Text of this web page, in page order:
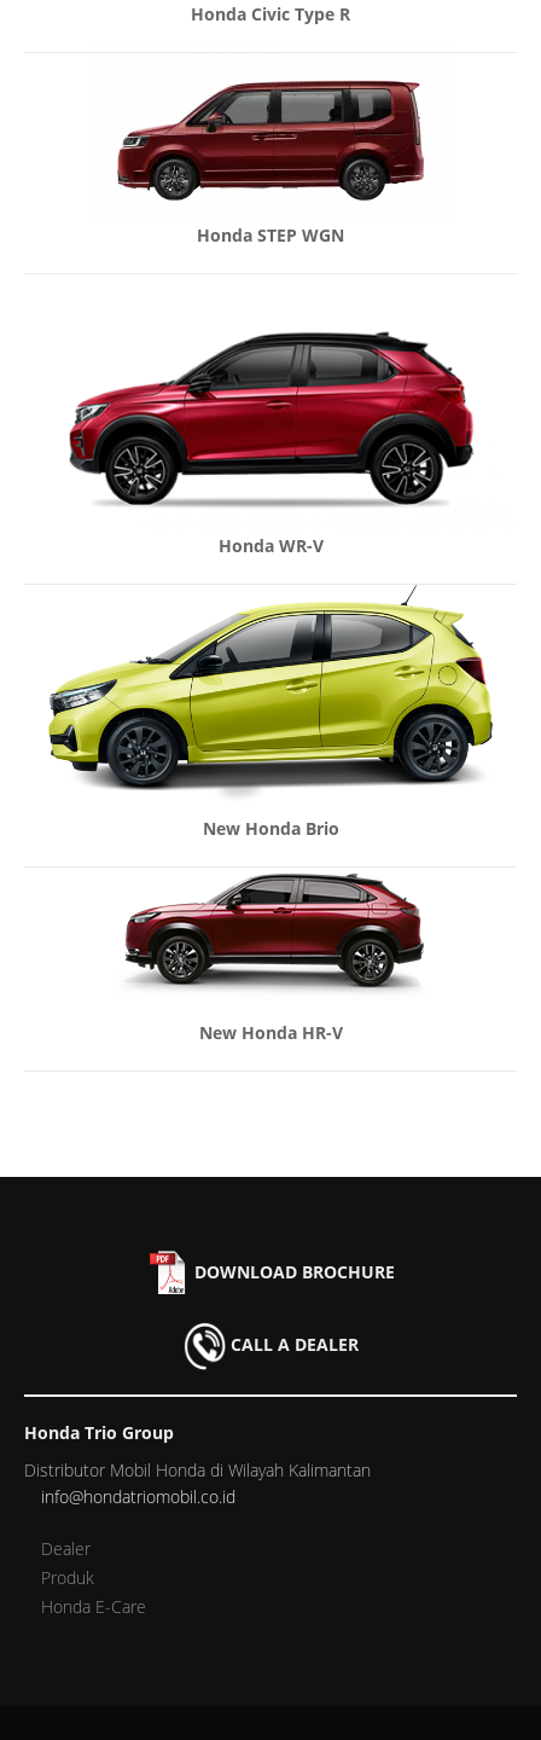
Honda Civic Type R
Honda STEP WGN
Honda WR-V
New Honda Brio
New Honda HR-V
DOWNLOAD BROCHURE
CALL A DEALER
Honda Trio Group
Distributor Mobil Honda di Wilayah Kalimantan
info@hondatriomobil.co.id
Dealer
Produk
Honda E-Care